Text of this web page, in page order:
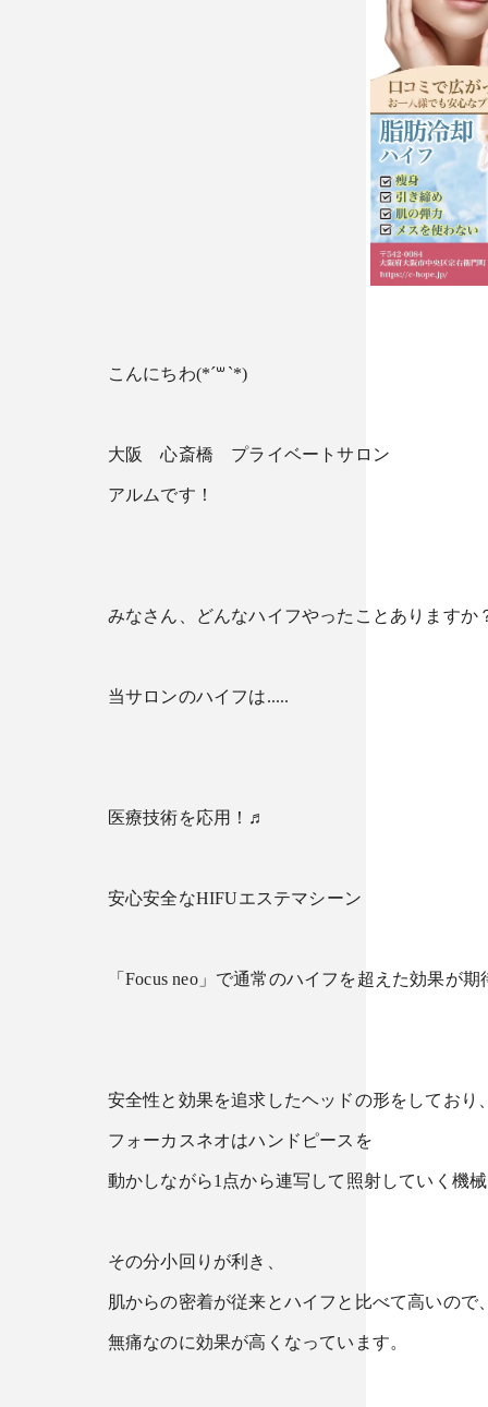
こんにちわ(*´꒳`*)
大阪 心斎橋 プライベートサロン
アルムです！
みなさん、どんなハイフやったことありますか
当サロンのハイフは.....
医療技術を応用！♬
安心安全なHIFUエステマシーン
「Focus neo」で通常のハイフを超えた効果が
安全性と効果を追求したヘッドの形をしており
フォーカスネオはハンドピースを
動かしながら1点から連写して照射していく機
その分小回りが利き、
肌からの密着が従来とハイフと比べて高いので
無痛なのに効果が高くなっています。